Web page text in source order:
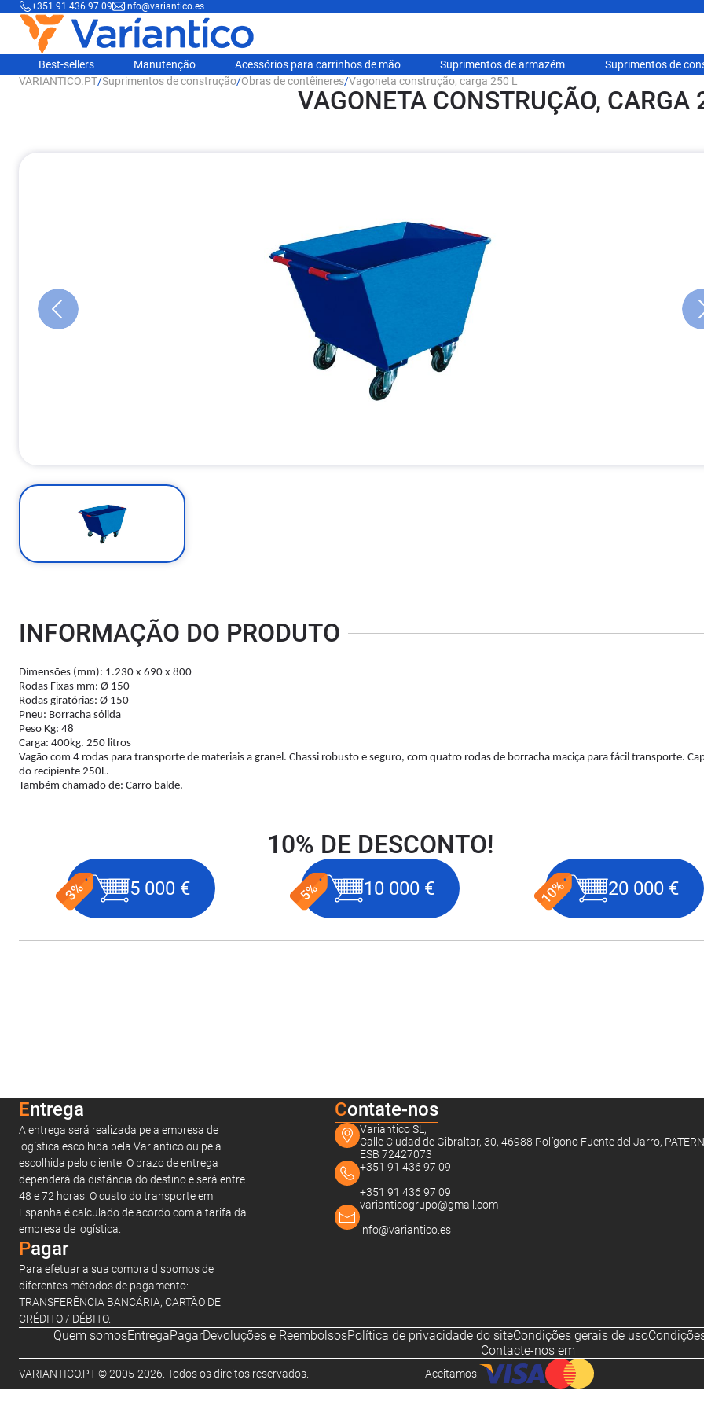
+351 91 436 97 09 info@variantico.es
Best-sellers Manutenção Acessórios para carrinhos de mão Suprimentos de armazém Suprimentos de
VARIANTICO.PT/Suprimentos de construção/Obras de contêineres/Vagoneta construção, carga 250 L
VAGONETA CONSTRUÇÃO, CARGA
INFORMAÇÃO DO PRODUTO
Dimensões (mm): 1.230 x 690 x 800
Rodas Fixas mm: Ø 150
Rodas giratórias: Ø 150
Pneu: Borracha sólida
Peso Kg: 48
Carga: 400kg. 250 litros
Vagão com 4 rodas para transporte de materiais a granel. Chassi robusto e seguro, com quatro rodas de borracha maciça para fácil transporte.
do recipiente 250L.
Também chamado de: Carro balde.
10% DE DESCONTO!
5 000 € 10 000 € 20 000 €
Entrega
A entrega será realizada pela empresa de
logística escolhida pela Variantico ou pela
escolhida pelo cliente. O prazo de entrega
dependerá da distância do destino e será entre
48 e 72 horas. O custo do transporte em
Espanha é calculado de acordo com a tarifa da
empresa de logística.
Pagar
Para efetuar a sua compra dispomos de
diferentes métodos de pagamento:
TRANSFERÊNCIA BANCÁRIA, CARTÃO DE
CRÉDITO / DÉBITO.
Contate-nos
Variantico SL,
Calle Ciudad de Gibraltar, 30, 46988 Polígono Fuente del Jarro,
ESB 72427073
+351 91 436 97 09
+351 91 436 97 09
varianticogrupo@gmail.com
info@variantico.es
Quem somosEntregaPagarDevoluções e ReembolsosPolítica de privacidade do siteCondições gerais de uso
Contacte-nos em
VARIANTICO.PT © 2005-2026. Todos os direitos reservados. Aceitamos: